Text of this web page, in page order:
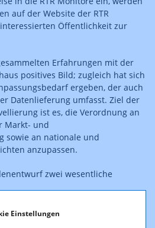
Einstellungen
auf der Website der RTR
Öffentlichkeit zur
Erfahrungen mit der
positives Bild; zugleich hat sich
ergeben, der auch
Datenlieferung umfasst. Ziel der
ist es, die Verordnung an
Markt- und
sowie an nationale und
anzupassen.
zwei wesentliche
Mobilfunkdienste ist